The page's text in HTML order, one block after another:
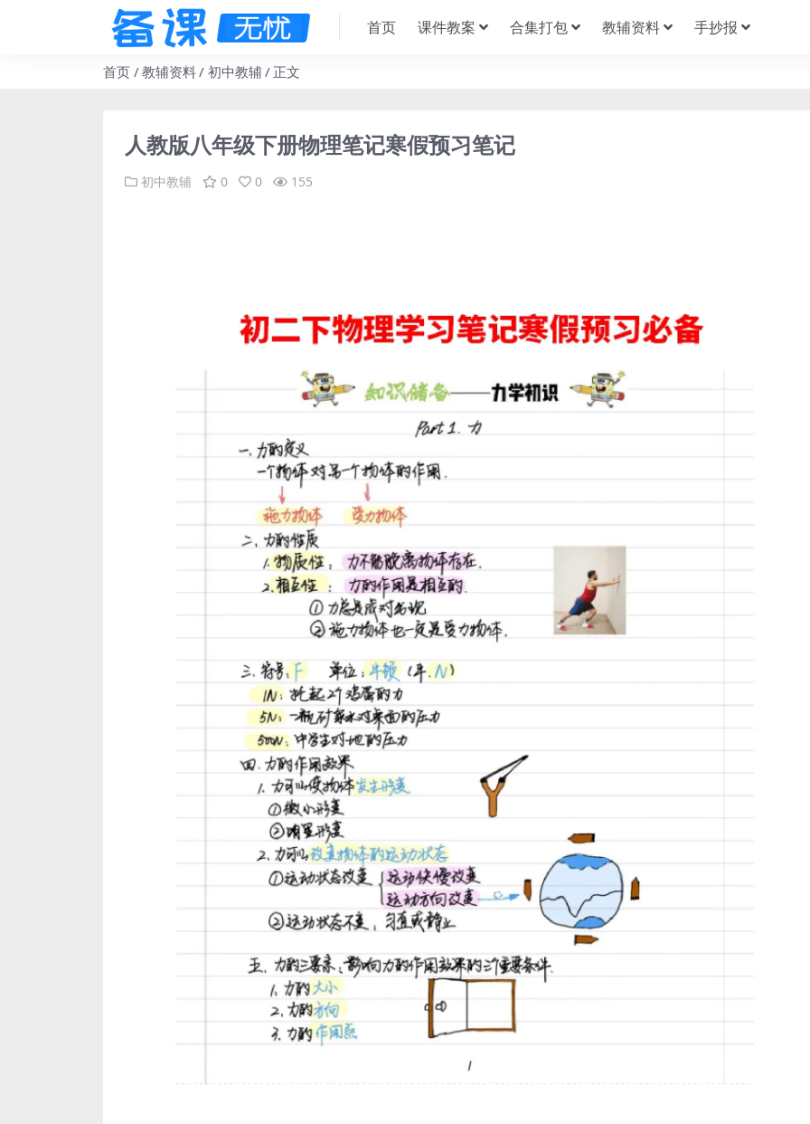
首页 课件教案 合集打包 教辅资料 手抄报
首页 教辅资料 初中教辅 正文
人教版八年级下册物理笔记寒假预习笔记
初中教辅 0 0 155